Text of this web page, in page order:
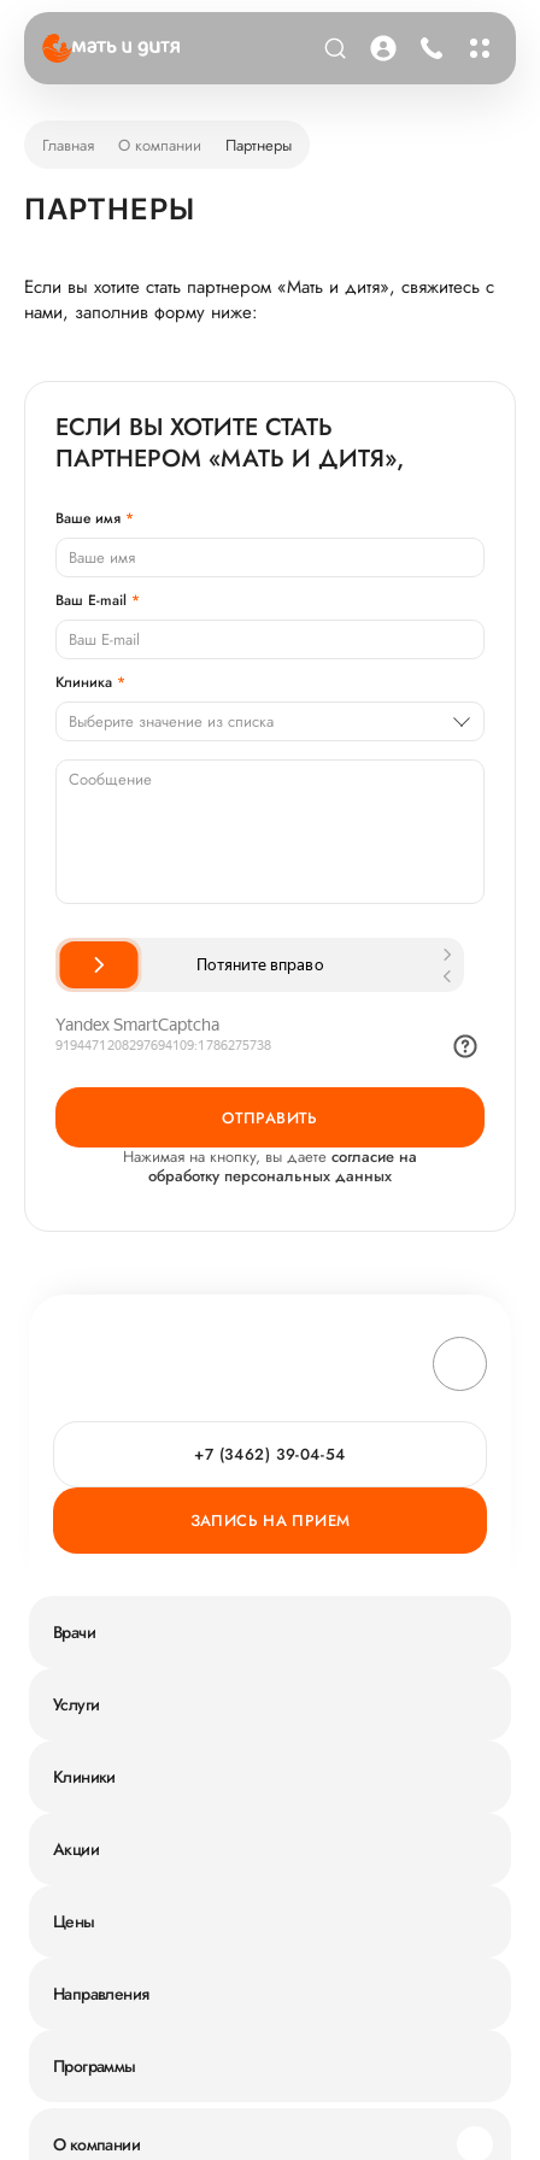
Главная О компании Партнеры
ПАРТНЕРЫ
Если вы хотите стать партнером «Мать и дитя», свяжитесь с
нами, заполнив форму ниже:
ЕСЛИ ВЫ ХОТИТЕ СТАТЬ
ПАРТНЕРОМ «МАТЬ И ДИТЯ»,
Ваше имя
Ваш E-mail
Клиника
Выберите значение из списка
ОТПРАВИТЬ
Нажимая на кнопку, вы даете согласие на
обработку персональных данных
+7 (3462) 39-04-54
ЗАПИСЬ НА ПРИЕМ
Врачи
Услуги
Клиники
Акции
Цены
Направления
Программы
О компании